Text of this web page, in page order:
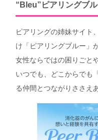
“Bleu”ピアリングブル
ピアリングの姉妹サイト
け「ピアリングブルー」
女性ならではの困りごと
いつでも、どこからでも
る仲間とつながりささえ